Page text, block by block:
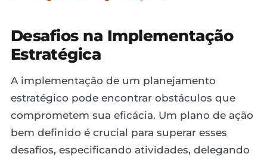
Desafios na Implementação
Estratégica
A implementação de um planejamento
estratégico pode encontrar obstáculos que
comprometem sua eficácia. Um plano de ação
bem definido é crucial para superar esses
desafios, especificando atividades, delegando